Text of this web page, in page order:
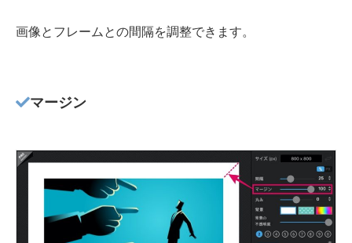
画像とフレームとの間隔を調整できます。
マージン